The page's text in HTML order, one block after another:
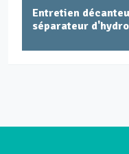
Entretien
séparateur